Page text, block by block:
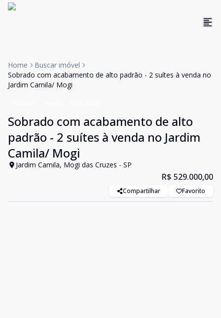
Home
Buscar imóvel
Sobrado com acabamento de alto padrão - 2 suítes à venda no
Jardim Camila/ Mogi
Sobrado com acabamento de alto
padrão - 2 suítes à venda no Jardim
Camila/ Mogi
Jardim Camila, Mogi das Cruzes - SP
R$ 529.000,00
Compartilhar Favorito